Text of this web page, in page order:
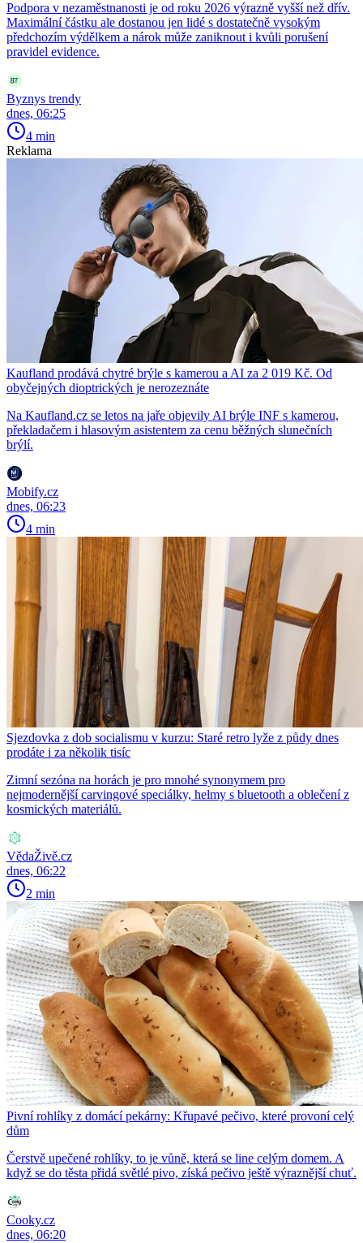
Podpora v nezaměstnanosti je od roku 2026 výrazně vyšší než dřív.
Maximální částku ale dostanou jen lidé s dostatečně vysokým
předchozím výdělkem a nárok může zaniknout i kvůli porušení
pravidel evidence.
Byznys trendy
dnes, 06:25
4 min
Reklama
Kaufland prodává chytré brýle s kamerou a AI za 2 019 Kč. Od
obyčejných dioptrických je nerozeznáte
Na Kaufland.cz se letos na jaře objevily AI brýle INF s kamerou,
překladačem i hlasovým asistentem za cenu běžných slunečních
brýlí.
Mobify.cz
dnes, 06:23
4 min
Sjezdovka z dob socialismu v kurzu: Staré retro lyže z půdy dnes
prodáte i za několik tisíc
Zimní sezóna na horách je pro mnohé synonymem pro
nejmodernější carvingové speciálky, helmy s bluetooth a oblečení z
kosmických materiálů.
VědaŽivě.cz
dnes, 06:22
2 min
Pivní rohlíky z domácí pekárny: Křupavé pečivo, které provoní celý
dům
Čerstvě upečené rohlíky, to je vůně, která se line celým domem. A
když se do těsta přidá světlé pivo, získá pečivo ještě výraznější chuť.
Cooky.cz
dnes, 06:20